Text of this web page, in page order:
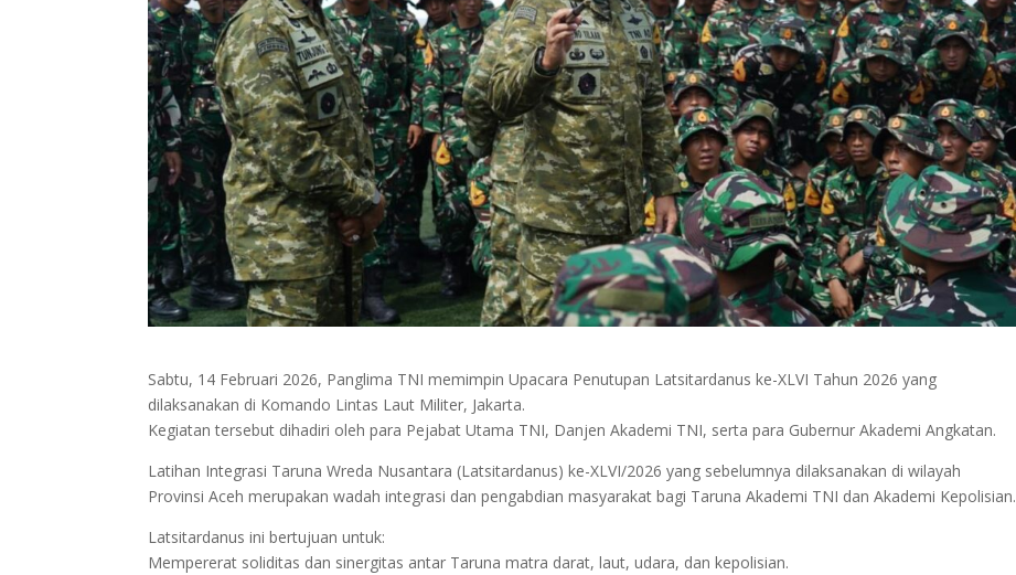
Sabtu, 14 Februari 2026, Panglima TNI memimpin Upacara Penutupan Latsitardanus ke-XLVI Tahun 2026 yang
dilaksanakan di Komando Lintas Laut Militer, Jakarta.
Kegiatan tersebut dihadiri oleh para Pejabat Utama TNI, Danjen Akademi TNI, serta para Gubernur Akademi Angkatan.
Latihan Integrasi Taruna Wreda Nusantara (Latsitardanus) ke-XLVI/2026 yang sebelumnya dilaksanakan di wilayah
Provinsi Aceh merupakan wadah integrasi dan pengabdian masyarakat bagi Taruna Akademi TNI dan Akademi Kepolisian.
Latsitardanus ini bertujuan untuk:
Mempererat soliditas dan sinergitas antar Taruna matra darat, laut, udara, dan kepolisian.